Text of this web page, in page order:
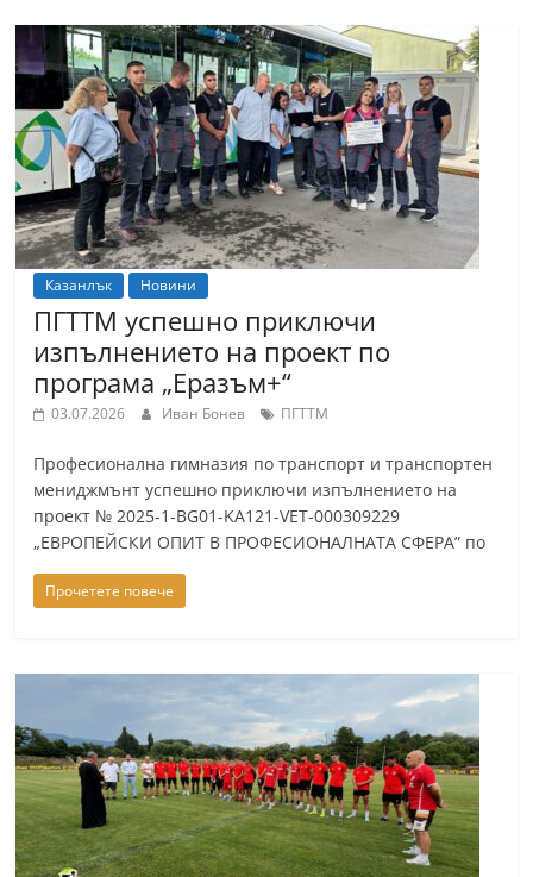
Казанлък Новини
ПГТТМ успешно приключи
изпълнението на проект по
програма „Еразъм+“
03.07.2026 Иван Бонев ПГТТМ
Професионална гимназия по транспорт и транспортен
мениджмънт успешно приключи изпълнението на
проект № 2025-1-BG01-KA121-VET-000309229
„ЕВРОПЕЙСКИ ОПИТ В ПРОФЕСИОНАЛНАТА СФЕРА” по
Прочетете повече